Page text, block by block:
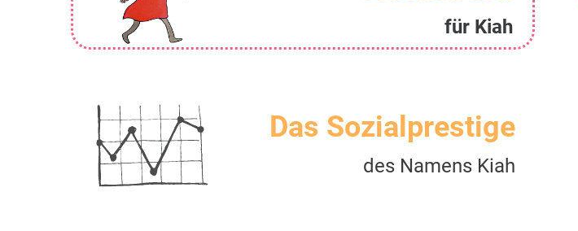
für Kiah
Das Sozialprestige
des Namens Kiah